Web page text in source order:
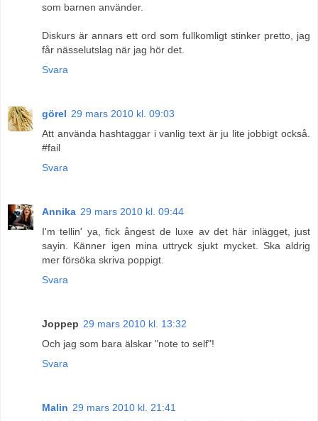
som barnen använder.
Diskurs är annars ett ord som fullkomligt stinker pretto, jag
får nässelutslag när jag hör det.
Svara
görel 29 mars 2010 kl. 09:03
Att använda hashtaggar i vanlig text är ju lite jobbigt också.
#fail
Svara
Annika 29 mars 2010 kl. 09:44
I'm tellin' ya, fick ångest de luxe av det här inlägget, just
sayin. Känner igen mina uttryck sjukt mycket. Ska aldrig
mer försöka skriva poppigt.
Svara
Joppep 29 mars 2010 kl. 13:32
Och jag som bara älskar "note to self"!
Svara
Malin 29 mars 2010 kl. 21:41